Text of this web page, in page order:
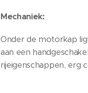
Mechaniek:
Onder de motorkap
aan een
rijeigenschappen, erg